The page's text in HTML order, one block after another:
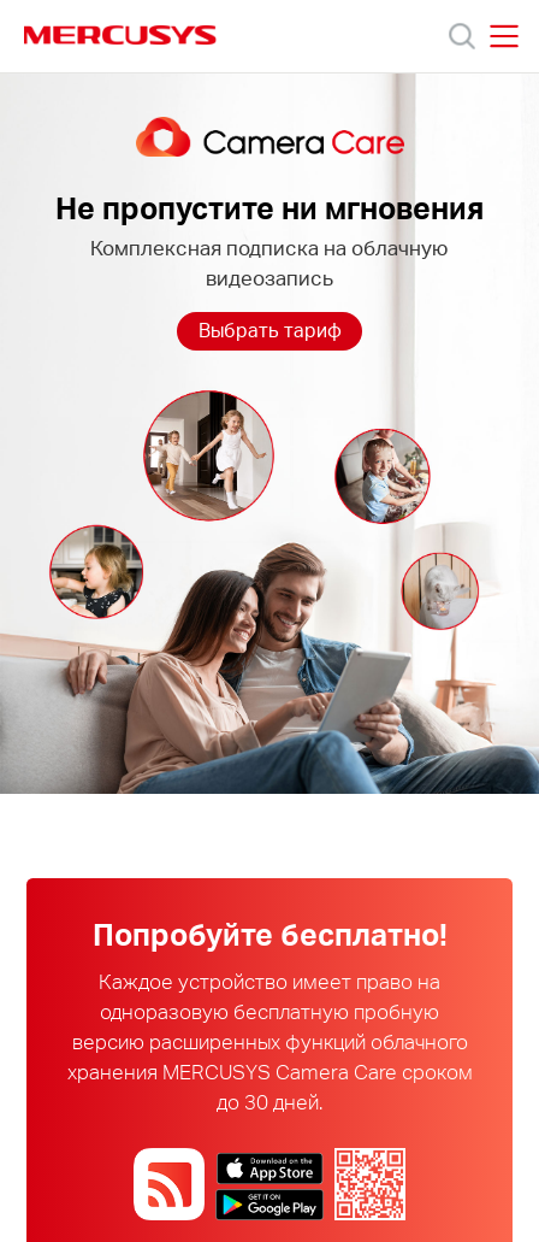
Казахстан
/
Русский
Не пропустите ни мгновения
Комплексная подписка на облачную
видеозапись
Выбрать тариф
Попробуйте бесплатно!
Каждое устройство имеет право на
одноразовую бесплатную пробную
версию расширенных функций облачного
хранения MERCUSYS Camera Care сроком
до 30 дней.